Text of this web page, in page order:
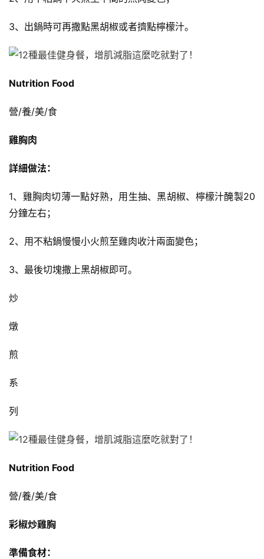
3、出鍋時可再撒點黑胡椒或者擠點檸檬汁。
Nutrition Food
營/養/美/食
雞胸肉
詳細做法：
1、雞胸肉切薄一點好熟，用生抽、黑胡椒、檸檬汁醃製20
分鐘左右；
2、用不粘鍋慢慢小火煎至雞肉收汁兩面變色；
3、最後切塊撒上黑胡椒即可。
炒
燉
煎
系
列
Nutrition Food
營/養/美/食
彩椒炒雞胸
準備食材：